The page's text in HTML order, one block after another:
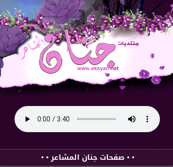
• • صفحات جنان المشاعر • •